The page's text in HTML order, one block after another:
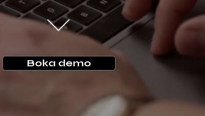
Boka demo